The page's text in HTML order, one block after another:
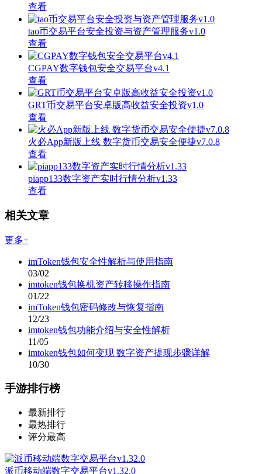
查看
tao币交易平台安全投资与资产管理服务v1.0
查看
CGPAY数字钱包安全交易平台v4.1
查看
GRT币交易平台安卓版高收益安全投资v1.0
查看
火必App新版上线 数字货币交易安全便捷v7.0.8
查看
piapp133数字资产实时行情分析v1.33
查看
相关文章
更多+
imToken钱包安全性解析与使用指南
03/02
imtoken钱包换机资产转移操作指南
01/22
imToken钱包密码修改与恢复指南
12/23
imtoken钱包功能介绍与安全性解析
11/05
imtoken钱包如何变现 数字资产提现步骤详解
10/30
手游排行榜
最新排行
最热排行
评分最高
派币移动端数字交易平台v1.32.0